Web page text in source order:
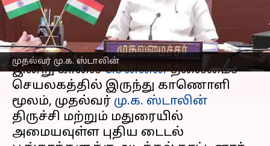
முதல்வர் மு.க. ஸ்டாலின்
எழுதியவர் Venkatalakshmi V Feb 18, 2025 12:55 pm
செய்தி முன்னோட்டம்
இன்று காலைசென்னைதலைமைச்
செயலகத்தில் இருந்து காணொளி
மூலம், முதல்வர் மு.க. ஸ்டாலின்
திருச்சி மற்றும் மதுரையில்
அமையவுள்ள புதிய டைடல்